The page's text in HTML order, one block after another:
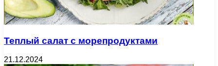
Теплый салат с морепродуктами
21.12.2024